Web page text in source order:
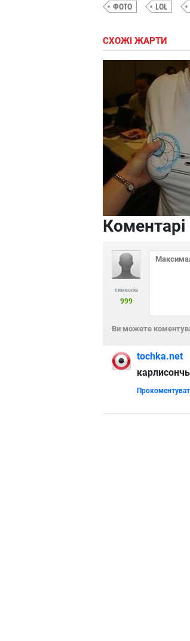
ФОТО LOL
СХОЖІ ЖАРТИ
Коментарі
символів
999
Ви можете
tochka.net